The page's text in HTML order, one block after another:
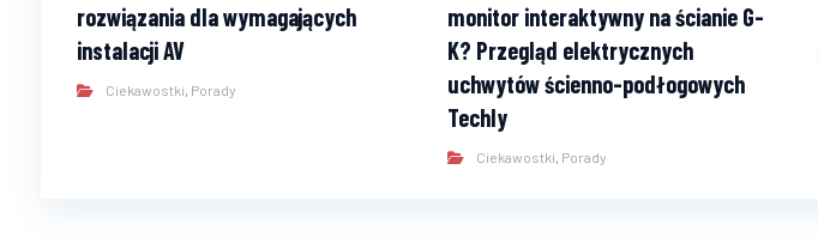
rozwiązania dla wymagających
instalacji AV
Ciekawostki, Porady
monitor interaktywny na ścianie G-
K? Przegląd elektrycznych
uchwytów ścienno-podłogowych
Techly
Ciekawostki, Porady